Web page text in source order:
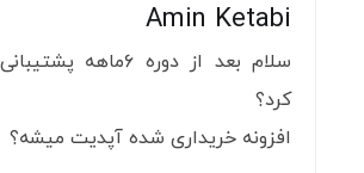
Amin Ketabi
سلام بعد از دوره ۶ماهه
کرد؟
افزونه خریداری شده آپدیت میشه؟